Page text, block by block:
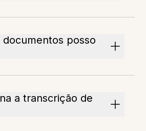
posso
a transcrição de